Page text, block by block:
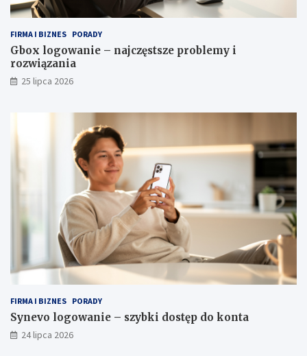
FIRMA I BIZNES PORADY
Gbox logowanie – najczęstsze problemy i
rozwiązania
25 lipca 2026
FIRMA I BIZNES PORADY
Synevo logowanie – szybki dostęp do konta
24 lipca 2026